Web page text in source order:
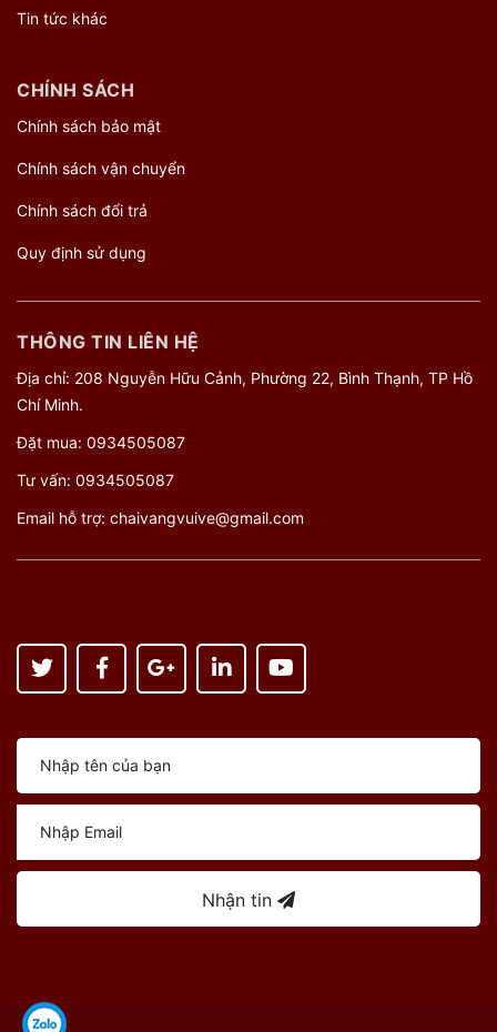
Tin tức khác
CHÍNH SÁCH
Chính sách bảo mật
Chính sách vận chuyển
Chính sách đổi trả
Quy định sử dụng
THÔNG TIN LIÊN HỆ
Địa chỉ: 208 Nguyễn Hữu Cảnh, Phường 22, Bình Thạnh, TP Hồ
Chí Minh.
Đặt mua: 0934505087
Tư vấn: 0934505087
Email hỗ trợ: chaivangvuive@gmail.com
Nhận tin